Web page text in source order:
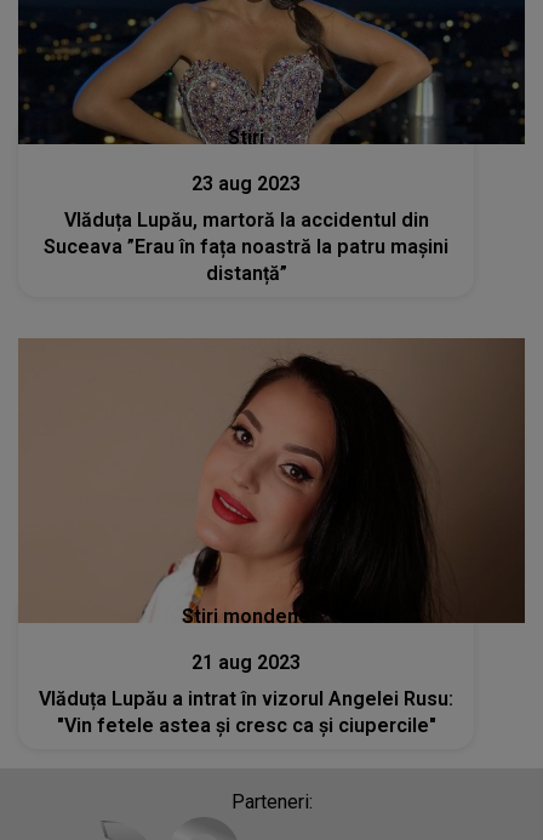
Stiri
23 aug 2023
Vlăduța Lupău, martoră la accidentul din
Suceava ”Erau în fața noastră la patru mașini
distanță”
Stiri mondene
21 aug 2023
Vlăduța Lupău a intrat în vizorul Angelei Rusu:
"Vin fetele astea și cresc ca și ciupercile"
Parteneri: